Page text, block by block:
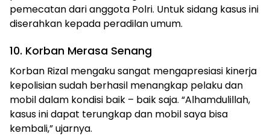
pemecatan dari anggota Polri. Untuk sidang kasus ini
diserahkan kepada peradilan umum.
10. Korban Merasa Senang
Korban Rizal mengaku sangat mengapresiasi kinerja
kepolisian sudah berhasil menangkap pelaku dan
mobil dalam kondisi baik – baik saja. “Alhamdulillah,
kasus ini dapat terungkap dan mobil saya bisa
kembali,” ujarnya.